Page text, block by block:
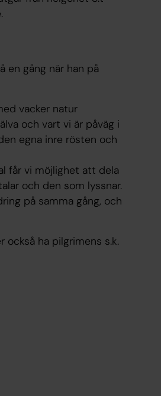
en gång när han på
vacker natur
och vart vi är påväg i
egna inre rösten och
får vi möjlighet att dela
och den som lyssnar.
på samma gång, och
ha pilgrimens s.k.